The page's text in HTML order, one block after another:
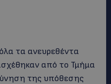
τα ανευρεθέντα
από το Τμήμα
της υπόθεσης